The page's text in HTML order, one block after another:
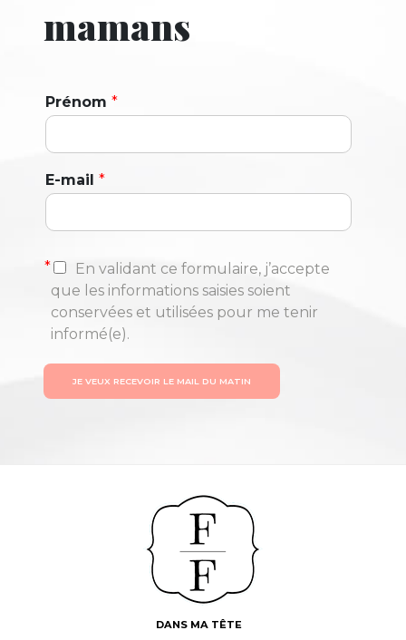
mamans
Prénom *
E-mail *
*
En validant ce formulaire, j’accepte
que les informations saisies soient
conservées et utilisées pour me tenir
informé(e).
JE VEUX RECEVOIR LE MAIL DU MATIN
DANS MA TÊTE